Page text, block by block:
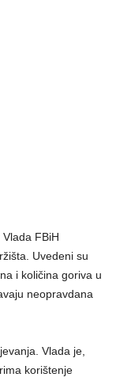
FBiH
Uvedeni su
i količina goriva u
neopravdana
Vlada je,
korištenje